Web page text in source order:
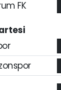
FK